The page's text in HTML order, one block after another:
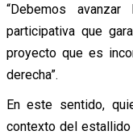
“Debemos
participativa que
proyecto que es
derecha”.
En este sentido,
contexto del